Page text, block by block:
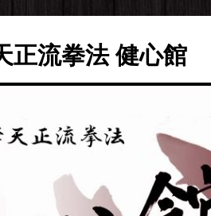
正流拳法 健心館